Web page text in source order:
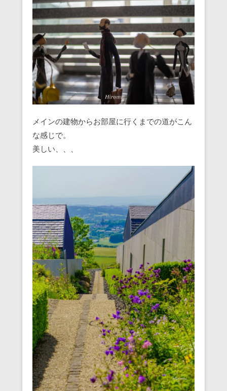
メインの建物からお部屋に行くまでの道がこん
な感じで。
美しい、、、